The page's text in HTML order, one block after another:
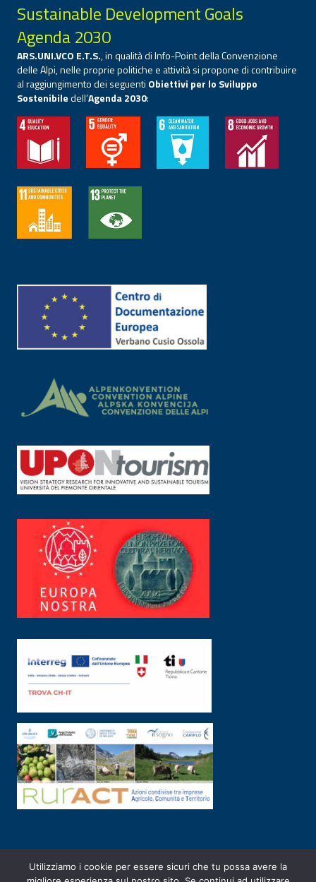
Sustainable Development Goals
Agenda 2030
ARS.UNI.VCO E.T.S., in qualità di Info-Point della Convenzione
delle Alpi, nelle proprie politiche e attività si propone di contribuire
al raggiungimento dei seguenti Obiettivi per lo Sviluppo
Sostenibiledell’Agenda 2030:
Utilizziamo i cookie per essere sicuri che tu possa avere la